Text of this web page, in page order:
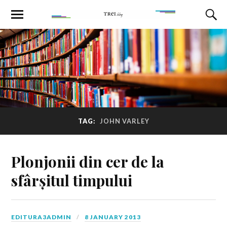
TAG: JOHN VARLEY
Plonjonii din cer de la
sfârșitul timpului
EDITURA3ADMIN 8 JANUARY 2013